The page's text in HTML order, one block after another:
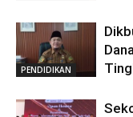
PENDIDIKAN